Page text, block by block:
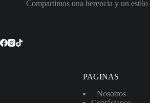
Compartimos una herencia y un estilo
PAGINAS
Nosotros